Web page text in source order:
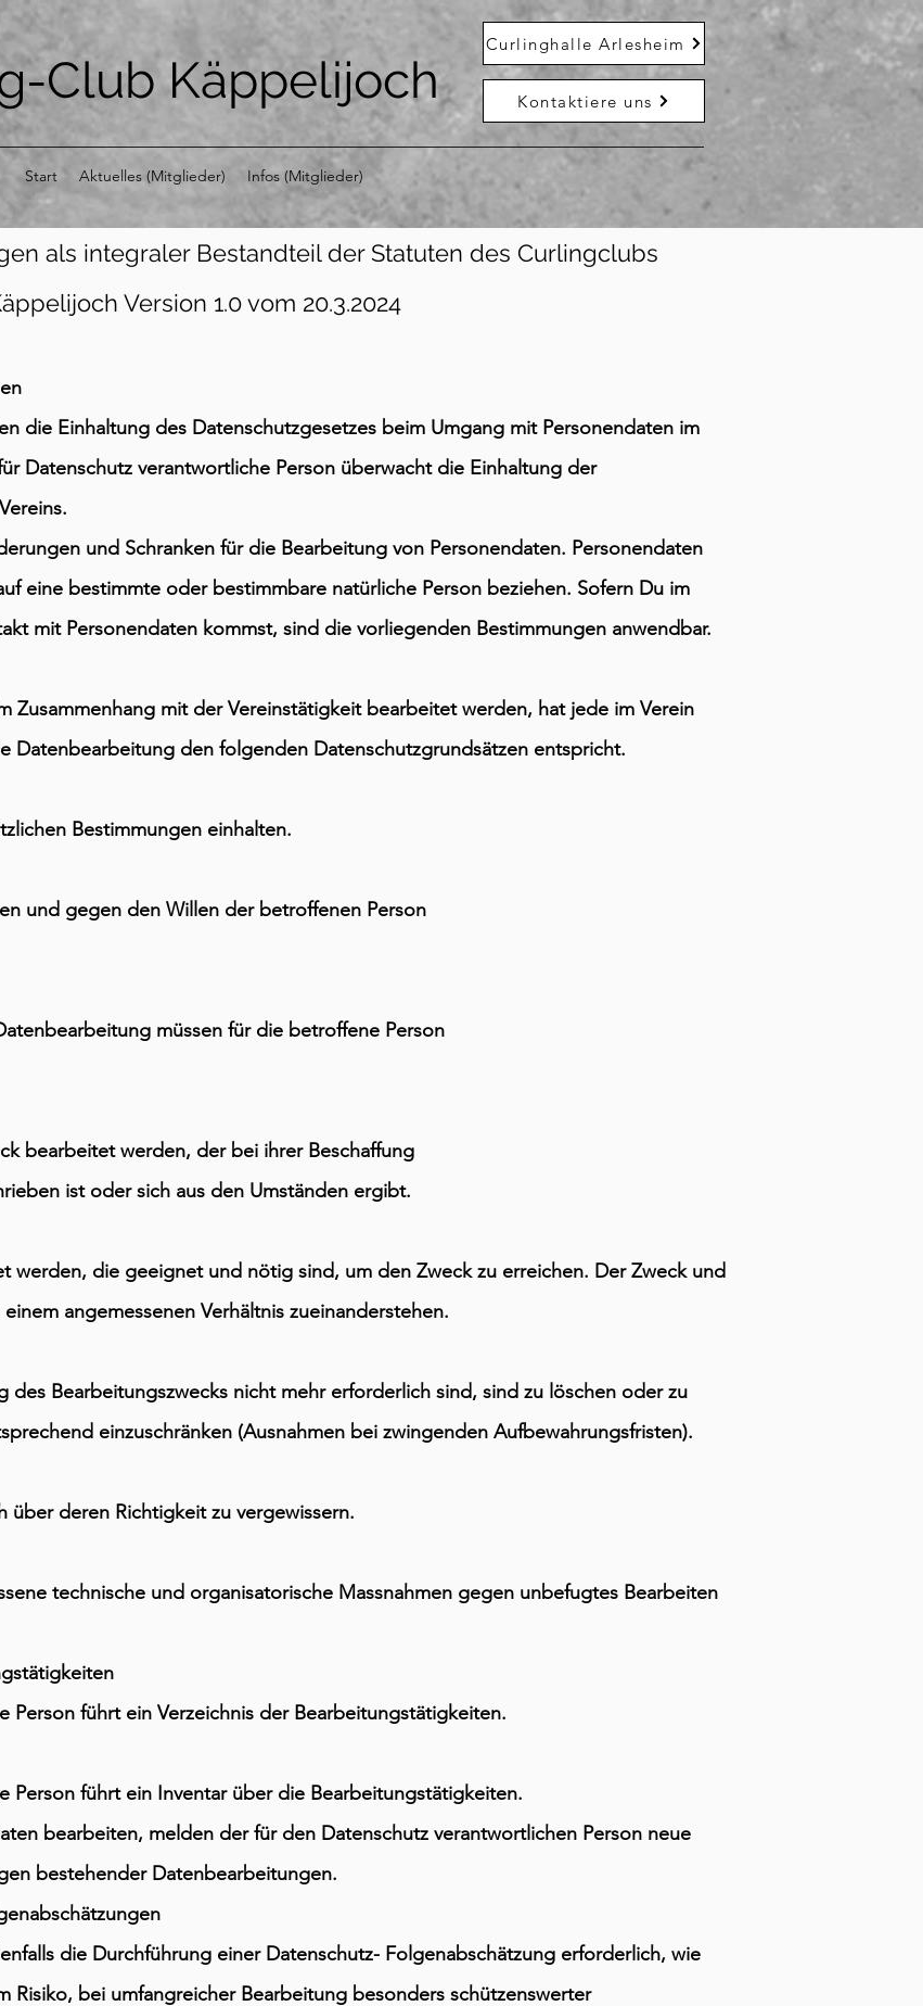
Club Käppelijoch
Curlinghalle Arlesheim
Kontaktiere uns
Start Aktuelles (Mitglieder) Infos (Mitglieder)
als integraler Bestandteil der Statuten des Curlingclubs
Version 1.0 vom 20.3.2024
die Einhaltung des Datenschutzgesetzes beim Umgang mit Personendaten im
Datenschutz verantwortliche Person überwacht die Einhaltung der
und Schranken für die Bearbeitung von Personendaten. Personendaten
eine bestimmte oder bestimmbare natürliche Person beziehen. Sofern Du im
mit Personendaten kommst, sind die vorliegenden Bestimmungen anwendbar.
Zusammenhang mit der Vereinstätigkeit bearbeitet werden, hat jede im Verein
Datenbearbeitung den folgenden Datenschutzgrundsätzen entspricht.
Bestimmungen einhalten.
und gegen den Willen der betroffenen Person
müssen für die betroffene Person
bearbeitet werden, der bei ihrer Beschaffung
ist oder sich aus den Umständen ergibt.
werden, die geeignet und nötig sind, um den Zweck zu erreichen. Der Zweck und
angemessenen Verhältnis zueinanderstehen.
des Bearbeitungszwecks nicht mehr erforderlich sind, sind zu löschen oder zu
einzuschränken (Ausnahmen bei zwingenden Aufbewahrungsfristen).
deren Richtigkeit zu vergewissern.
technische und organisatorische Massnahmen gegen unbefugtes Bearbeiten
Person führt ein Verzeichnis der Bearbeitungstätigkeiten.
Person führt ein Inventar über die Bearbeitungstätigkeiten.
bearbeiten, melden der für den Datenschutz verantwortlichen Person neue
bestehender Datenbearbeitungen.
die Durchführung einer Datenschutz- Folgenabschätzung erforderlich, wie
Risiko, bei umfangreicher Bearbeitung besonders schützenswerter